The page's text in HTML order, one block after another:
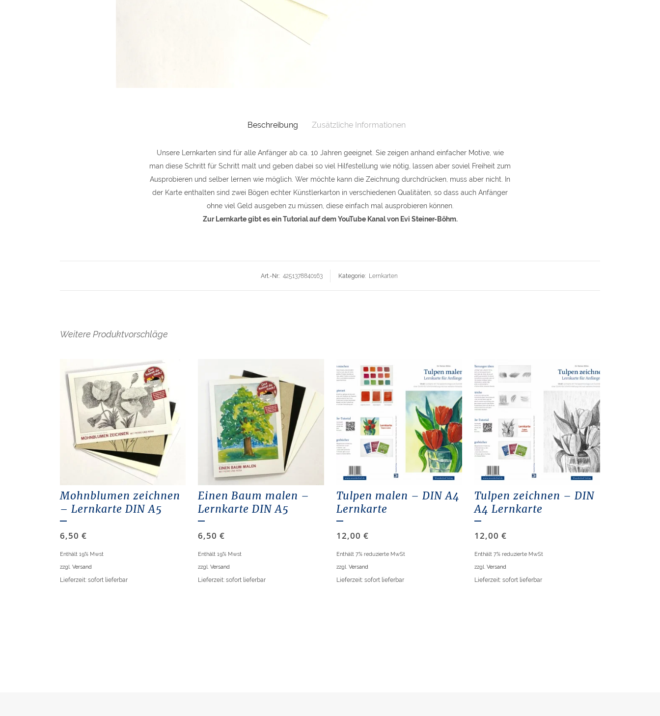
Beschreibung Zusätzliche Informationen
Unsere Lernkarten sind für alle Anfänger ab ca. 10 Jahren geeignet. Sie zeigen anhand einfacher Motive, wie
man diese Schritt für Schritt malt und geben dabei so viel Hilfestellung wie nötig, lassen aber soviel Freiheit zum
Ausprobieren und selber lernen wie möglich. Wer möchte kann die Zeichnung durchdrücken, muss aber nicht. In
der Karte enthalten sind zwei Bögen echter Künstlerkarton in verschiedenen Qualitäten, so dass auch Anfänger
ohne viel Geld ausgeben zu müssen, diese einfach mal ausprobieren können.
Zur Lernkarte gibt es ein Tutorial auf dem YouTube Kanal von Evi Steiner-Böhm.
Art.-Nr.: 4251378840163 Kategorie: Lernkarten
Weitere Produktvorschläge
Mohnblumen zeichnen
– Lernkarte DIN A5
6,50 €
Enthält 19% Mwst
zzgl. Versand
Lieferzeit: sofort lieferbar
Einen Baum malen –
Lernkarte DIN A5
6,50€
Enthält 19% Mwst
zzgl.Versand
Lieferzeit: sofort lieferbar
Tulpen malen – DIN A4
Lernkarte
12,00 €
Enthält 7% reduzierte MwSt
zzgl. Versand
Lieferzeit: sofort lieferbar
Tulpen zeichnen – DIN
A4 Lernkarte
12,00 €
Enthält 7% reduzierte MwSt
zzgl. Versand
Lieferzeit: sofort lieferbar